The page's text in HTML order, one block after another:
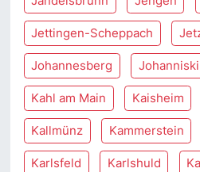
Jettingen-Scheppach
Johannesberg
Kahl am Main Kaisheim
Kallmünz Kammerstein
Karlsfeld Karlshuld